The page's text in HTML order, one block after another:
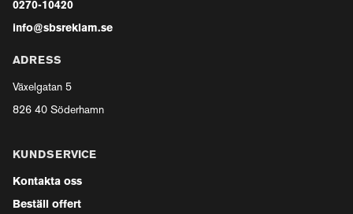
0270-10420
info@sbsreklam.se
ADRESS
Växelgatan 5
826 40 Söderhamn
KUNDSERVICE
Kontakta oss
Beställ offert